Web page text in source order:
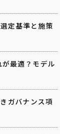
定基準と施策
最適？モデル
ガバナンス項